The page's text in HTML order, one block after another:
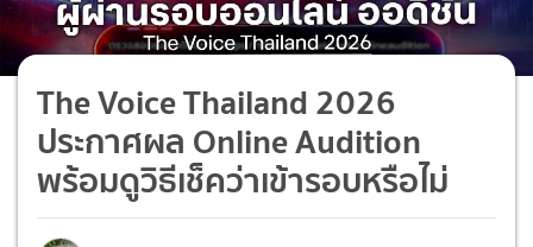
The Voice Thailand 2026
ประกาศผล Online Audition
พร้อมดูวิธีเช็คว่าเข้ารอบหรือไม่